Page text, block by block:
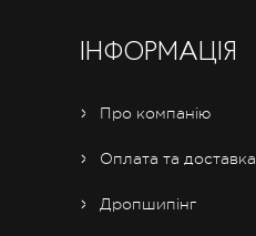
ІНФОРМАЦІЯ
Про компанію
Оплата та доставка
Дропшипінг